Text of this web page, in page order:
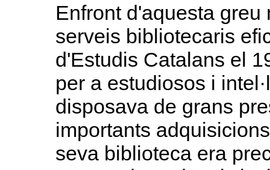
Enfront d'aquesta
serveis bibliotecaris
d'Estudis Catalans el
per a estudiosos i
disposava de grans
importants
seva biblioteca era